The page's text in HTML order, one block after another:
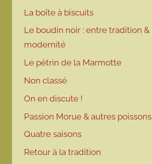
La boîte à biscuits
Le boudin noir : entre tradition &
modernité
Le pétrin de la Marmotte
Non classé
On en discute !
Passion Morue & autres poissons
Quatre saisons
Retour à la tradition